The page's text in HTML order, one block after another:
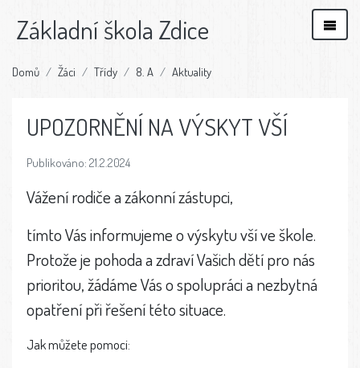
Základní škola Zdice
Domů Žáci Třídy 8. A Aktuality
UPOZORNĚNÍ NA VÝSKYT VŠÍ
Publikováno: 21.2.2024
Vážení rodiče a zákonní zástupci,
tímto Vás informujeme o výskytu vší ve škole.
Protože je pohoda a zdraví Vašich dětí pro nás
prioritou, žádáme Vás o spolupráci a nezbytná
opatření při řešení této situace.
Jak můžete pomoci: